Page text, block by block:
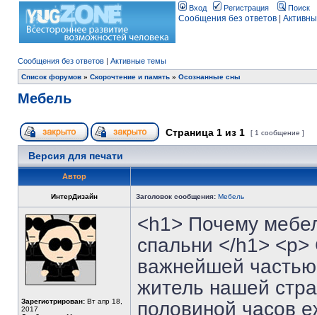
Вход Регистрация Поиск
Сообщения без ответов
Сообщения без ответов | Активные темы
Список форумов » Скорочтение и память » Осознанные сны
Мебель
Страница 1 из 1 [ 1 сообщение ]
Версия для печати
Автор
ИнтерДизайн Заголовок сообщения: Мебель
Зарегистрирован: Вт апр 18,
2017
<h1> Почему
спальни </h1> <p>
важнейшей частью
житель нашей
половиной часов